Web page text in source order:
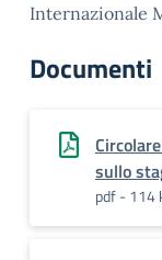
Internazionale
Documenti
sullo
pdf - 114